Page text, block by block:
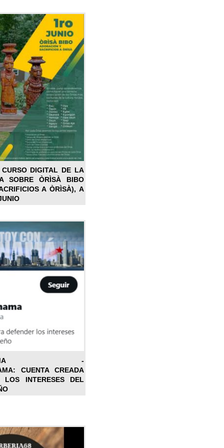
DIGITAL DE LA
SOBRE ÒRÌSÀ BIBO
A ÒRÌSÀ), A
-
CUENTA CREADA
LOS INTERESES DEL